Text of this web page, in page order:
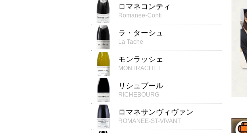
ロマネコンティ
Romanee-Conti
ラ・ターシュ
La Tache
モンラッシェ
MONTRACHET
リシュブール
RICHEBOURG
ロマネサンヴィヴァン
ROMANEE-ST-VIVANT